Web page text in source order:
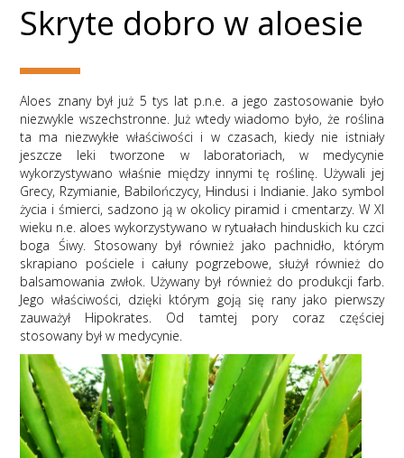
Skryte dobro w aloesie
Aloes znany był już 5 tys lat p.n.e. a jego zastosowanie było
niezwykle wszechstronne. Już wtedy wiadomo było, że roślina
ta ma niezwykłe właściwości i w czasach, kiedy nie istniały
jeszcze leki tworzone w laboratoriach, w medycynie
wykorzystywano właśnie między innymi tę roślinę. Używali jej
Grecy, Rzymianie, Babilończycy, Hindusi i Indianie. Jako symbol
życia i śmierci, sadzono ją w okolicy piramid i cmentarzy. W XI
wieku n.e. aloes wykorzystywano w rytuałach hinduskich ku czci
boga Śiwy. Stosowany był również jako pachnidło, którym
skrapiano pościele i całuny pogrzebowe, służył również do
balsamowania zwłok. Używany był również do produkcji farb.
Jego właściwości, dzięki którym goją się rany jako pierwszy
zauważył Hipokrates. Od tamtej pory coraz częściej
stosowany był w medycynie.